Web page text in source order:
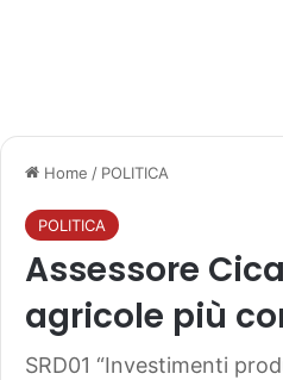
Home / POLITICA
POLITICA
Assessore
agricole più
SRD01 “Investimenti